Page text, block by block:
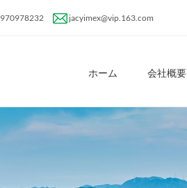
970978232 jacyimex@vip.163.com
ホーム 会社概要